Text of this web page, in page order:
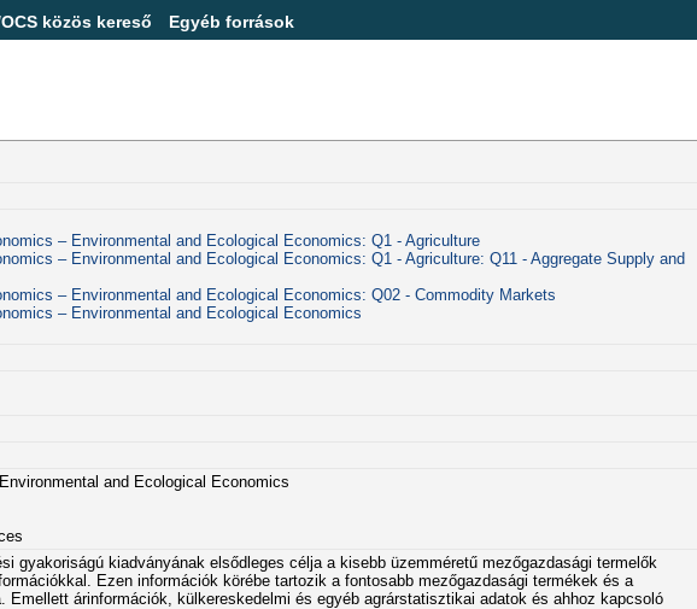
közös kereső Egyéb források
– Environmental and Ecological Economics: Q1 - Agriculture
– Environmental and Ecological Economics: Q1 - Agriculture: Q11 - Aggregate Supply and
– Environmental and Ecological Economics: Q02 - Commodity Markets
– Environmental and Ecological Economics
and Ecological Economics
gyakoriságú kiadványának elsődleges célja a kisebb üzemméretű mezőgazdasági termelők
Ezen információk körébe tartozik a fontosabb mezőgazdasági termékek és a
árinformációk, külkereskedelmi és egyéb agrárstatisztikai adatok és ahhoz kapcsoló